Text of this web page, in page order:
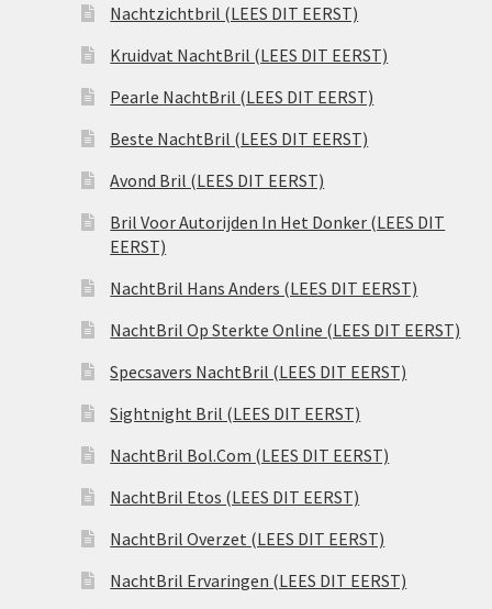
Nachtzichtbril (LEES DIT EERST)
Kruidvat NachtBril (LEES DIT EERST)
Pearle NachtBril (LEES DIT EERST)
Beste NachtBril (LEES DIT EERST)
Avond Bril (LEES DIT EERST)
Bril Voor Autorijden In Het Donker (LEES DIT
EERST)
NachtBril Hans Anders (LEES DIT EERST)
NachtBril Op Sterkte Online (LEES DIT EERST)
Specsavers NachtBril (LEES DIT EERST)
Sightnight Bril (LEES DIT EERST)
NachtBril Bol.Com (LEES DIT EERST)
NachtBril Etos (LEES DIT EERST)
NachtBril Overzet (LEES DIT EERST)
NachtBril Ervaringen (LEES DIT EERST)